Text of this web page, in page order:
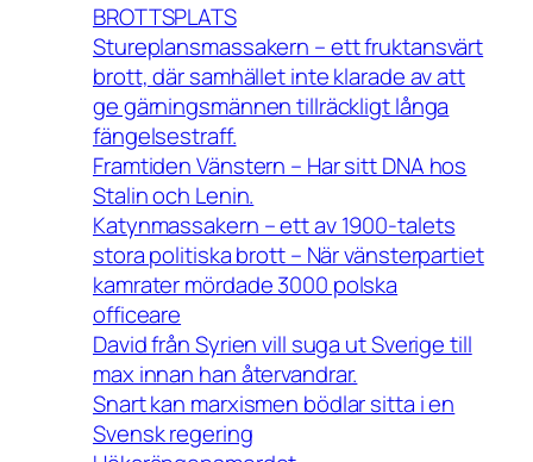
BROTTSPLATS
Stureplansmassakern – ett fruktansvärt
brott, där samhället inte klarade av att
ge gärningsmännen tillräckligt långa
fängelsestraff.
Framtiden Vänstern – Har sitt DNA hos
Stalin och Lenin.
Katynmassakern – ett av 1900-talets
stora politiska brott – När vänsterpartiet
kamrater mördade 3000 polska
officeare
David från Syrien vill suga ut Sverige till
max innan han återvandrar.
Snart kan marxismen bödlar sitta i en
Svensk regering